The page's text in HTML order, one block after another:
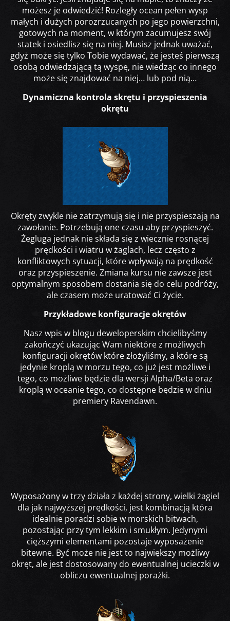
możesz je odwiedzić! Rozległy ocean pełen wysp
małych i dużych porozrzucanych po jego powierzchni,
gotowych na moment, w którym zacumujesz swój
statek i osiedlisz się na niej. Musisz jednak uważać,
gdyż może się tylko Tobie wydawać, że jesteś pierwszą
osobą odwiedzającą tą wyspę, nie wiedząc co innego
może się znajdować na niej… lub pod nią…
Dynamiczna kontrola skrętu i przyspieszenia
okrętu
Okręty zwykle nie zatrzymują się i nie przyspieszają na
zawołanie. Potrzebują one czasu aby przyspieszyć.
Żegluga jednak nie składa się z wiecznie rosnącej
prędkości i wiatru w żaglach, lecz często z
konfliktowych sytuacji, które wpływają na prędkość
oraz przyspieszenie. Zmiana kursu nie zawsze jest
optymalnym sposobem dostania się do celu podróży,
ale czasem może uratować Ci życie.
Przykładowe konfiguracje okrętów
Nasz wpis w blogu deweloperskim chcielibyśmy
zakończyć ukazując Wam niektóre z możliwych
konfiguracji okrętów które złożyliśmy, a które są
jedynie kroplą w morzu tego, co już jest możliwe i
tego, co możliwe będzie dla wersji Alpha/Beta oraz
kroplą w oceanie tego, co dostępne będzie w dniu
premiery Ravendawn.
Wyposażony w trzy działa z każdej strony, wielki żagiel
dla jak najwyższej prędkości, jest kombinacją która
idealnie poradzi sobie w morskich bitwach,
pozostając przy tym lekkim i smukłym. Jedynymi
cięższymi elementami pozostaje wyposażenie
bitewne. Być może nie jest to największy możliwy
okręt, ale jest dostosowany do ewentualnej ucieczki w
obliczu ewentualnej porażki.